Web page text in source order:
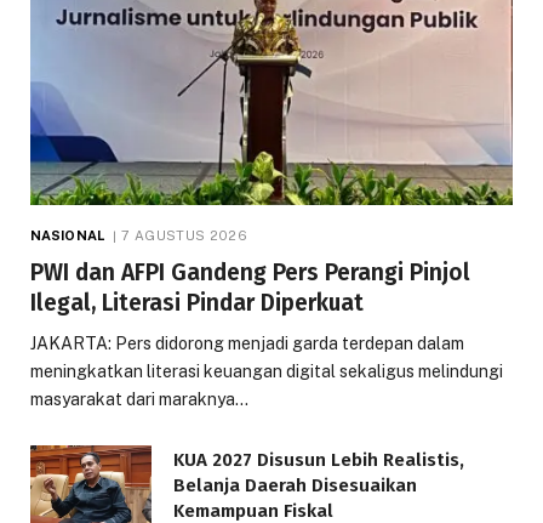
NASIONAL 7 AGUSTUS 2026
PWI dan AFPI Gandeng Pers Perangi Pinjol
Ilegal, Literasi Pindar Diperkuat
JAKARTA: Pers didorong menjadi garda terdepan dalam
meningkatkan literasi keuangan digital sekaligus melindungi
masyarakat dari maraknya…
KUA 2027 Disusun Lebih Realistis,
Belanja Daerah Disesuaikan
Kemampuan Fiskal